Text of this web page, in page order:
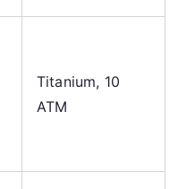
Titanium, 10
ATM